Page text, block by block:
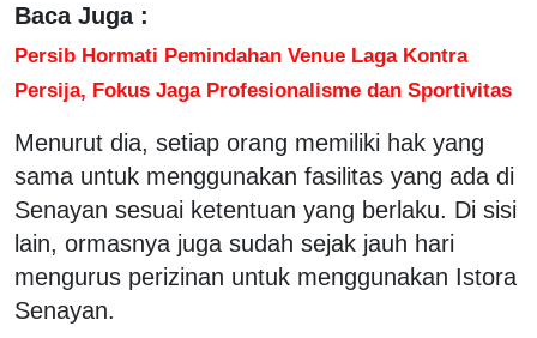
Baca Juga :
Persib Hormati Pemindahan Venue Laga Kontra
Persija, Fokus Jaga Profesionalisme dan Sportivitas
Menurut dia, setiap orang memiliki hak yang
sama untuk menggunakan fasilitas yang ada di
Senayan sesuai ketentuan yang berlaku. Di sisi
lain, ormasnya juga sudah sejak jauh hari
mengurus perizinan untuk menggunakan Istora
Senayan.